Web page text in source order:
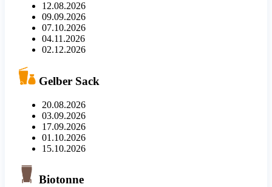
12.08.2026
09.09.2026
07.10.2026
04.11.2026
02.12.2026
Gelber Sack
20.08.2026
03.09.2026
17.09.2026
01.10.2026
15.10.2026
Biotonne